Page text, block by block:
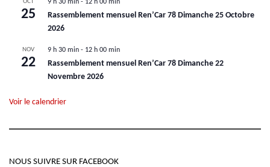
OCT
25
9 h 30 min - 12 h 00 min
Rassemblement mensuel Ren’Car 78 Dimanche 25 Octobre
2026
NOV
22
9 h 30 min - 12 h 00 min
Rassemblement mensuel Ren’Car 78 Dimanche 22
Novembre 2026
Voir le calendrier
NOUS SUIVRE SUR FACEBOOK